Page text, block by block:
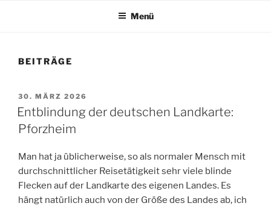
Menü
BEITRÄGE
VERÖFFENTLICHT
AM
30. MÄRZ 2026
Entblindung der deutschen Landkarte:
Pforzheim
Man hat ja üblicherweise, so als normaler Mensch mit
durchschnittlicher Reisetätigkeit sehr viele blinde
Flecken auf der Landkarte des eigenen Landes. Es
hängt natürlich auch von der Größe des Landes ab, ich